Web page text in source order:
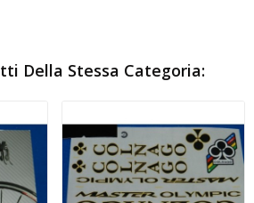
Della Stessa Categoria: